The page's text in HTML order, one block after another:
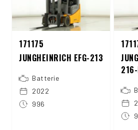
171175
JUNGHEINRICH EFG-213
Batterie
2022
996